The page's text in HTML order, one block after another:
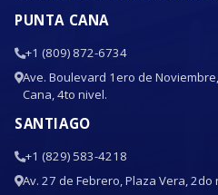
PUNTA CANA
+1 (809) 872-6734
Ave. Boulevard 1ero de
Cana, 4to nivel.
SANTIAGO
+1 (829) 583-4218
Av. 27 de Febrero, Plaza Vera,